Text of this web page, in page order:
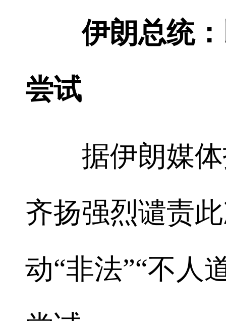
伊朗总统
尝试
据伊朗媒体
齐扬强烈谴责
动“非法”“不人